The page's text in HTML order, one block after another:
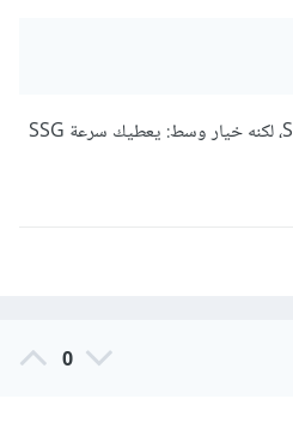
ISR لا يُغني كليًا عن SSR أو SSG، لكنه خيار وسط: يعطيك سرعة SSG
0